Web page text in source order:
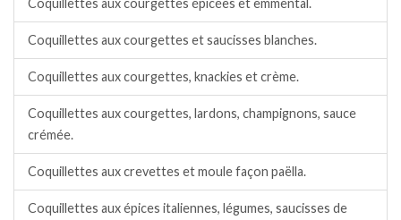
Coquillettes aux courgettes et saucisses blanches.
Coquillettes aux courgettes, knackies et crème.
Coquillettes aux courgettes, lardons, champignons, sauce
crémée.
Coquillettes aux crevettes et moule façon paëlla.
Coquillettes aux épices italiennes, légumes, saucisses de